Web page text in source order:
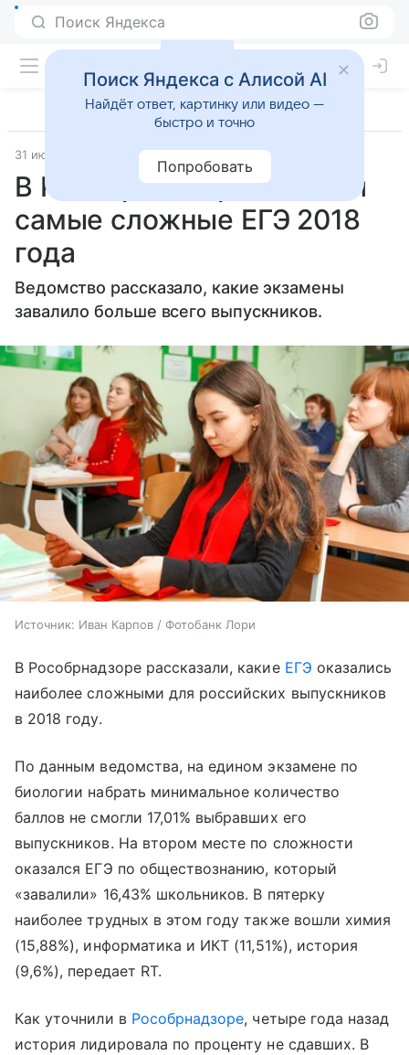
Поиск Яндекса
31 июля 2018 m24.ru
В Рособрнадзоре назвали
самые сложные ЕГЭ 2018
года
Ведомство рассказало, какие экзамены
завалило больше всего выпускников.
Источник: Иван Карпов / Фотобанк Лори
В Рособрнадзоре рассказали, какие ЕГЭ оказались
наиболее сложными для российских выпускников
в 2018 году.
По данным ведомства, на едином экзамене по
биологии набрать минимальное количество
баллов не смогли 17,01% выбравших его
выпускников. На втором месте по сложности
оказался ЕГЭ по обществознанию, который
«завалили» 16,43% школьников. В пятерку
наиболее трудных в этом году также вошли химия
(15,88%), информатика и ИКТ (11,51%), история
(9,6%), передает RT.
Как уточнили в Рособрнадзоре, четыре года назад
история лидировала по проценту не сдавших. В
Поиск Яндекса с Алисой AI
Найдёт ответ, картинку или видео —
быстро и точно
Попробовать